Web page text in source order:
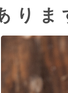
りま